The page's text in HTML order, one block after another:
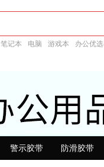
笔记本 电脑 游戏本 办公优选
警示胶带 防滑胶带